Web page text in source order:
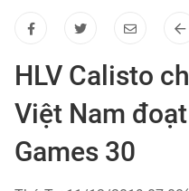
HLV Calisto
Việt Nam
Games 30